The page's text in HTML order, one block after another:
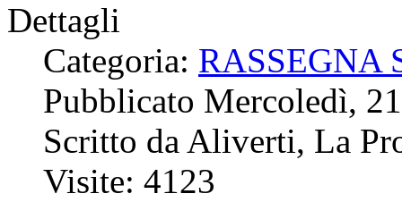
Dettagli
Categoria: RASSEGNA
Pubblicato Mercoledì,
Scritto da Aliverti, La
Visite: 4123